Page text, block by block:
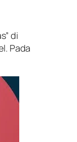
di
Pada